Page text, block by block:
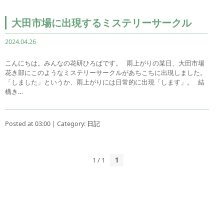
大田市場に出現するミステリーサークル
2024.04.26
こんにちは。みんなの花研ひろばです。 雨上がりの某日、大田市場
花き部にこのようなミステリーサークルがあちこちに出現しました。
「しました」というか、雨上がりには日常的に出現「します」。 結
構き…
Posted at 03:00 | Category: 日記
1 / 1 1